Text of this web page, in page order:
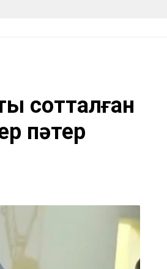
сотталған
пәтер